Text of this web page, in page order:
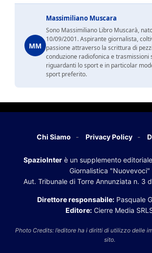
MM
Massimiliano Muscara
Sono Massimiliano Libro Muscarà,
10/09/2001. Aspirante giornalista,
passione attraverso la scrittura di
conduzione radiofonica e trasmissioni
riguardanti lo sport e in particolar
sport preferito.
Chi Siamo Privacy Policy
SpazioInter è un supplemento
Giornalistica "Nuovevoci"
Aut. Tribunale di Torre Annunziata n. 3
Direttore responsabile: Pasquale
Editore: Cierre Media
Photo Credits: l’editore ha i diritti di utilizzo delle
sito.